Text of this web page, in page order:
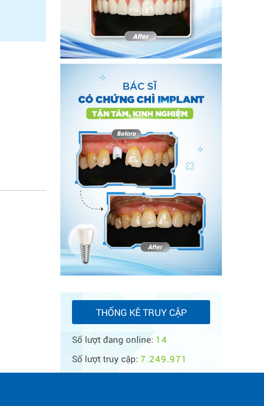
THỐNG KÊ TRUY CẬP
Số lượt đang online: 14
Số lượt truy cập: 7.249.971